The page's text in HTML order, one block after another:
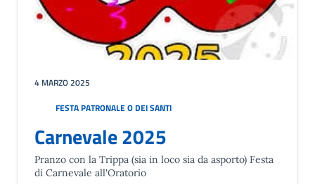
4 MARZO 2025
FESTA PATRONALE O DEI SANTI
Carnevale 2025
Pranzo con la Trippa (sia in loco sia da asporto) Festa
di Carnevale all'Oratorio